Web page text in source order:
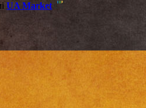
UA Market